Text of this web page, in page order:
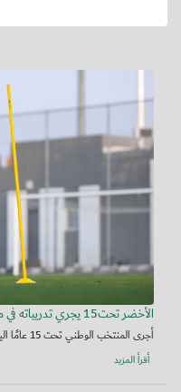
الأخضر تحت15 يجري تدريباته في معسكر أبها
أجرى المنتخب الوطني تحت 15 عامًا اليوم الخميس تدريباته ضمن معسكره الإع...
أقرأ المزيد